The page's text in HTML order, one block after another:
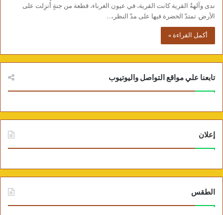
ندى وآلهةُ القرية كانت القرية، في عيون الغرباء، قطعة من جنةٍ أُنزِلت على
الأرض. تمتدّ الخضرة فيها على مدّ النظر،…
أكمل القراءة »
تابعنا علي مواقع التواصل واليوتيوب
إعلان
الطقس